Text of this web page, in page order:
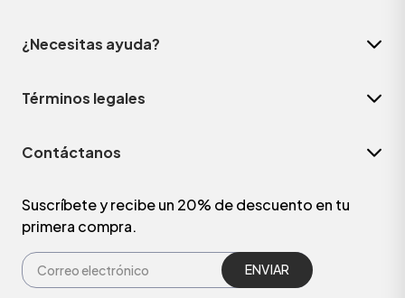
¿Necesitas ayuda?
Términos legales
Contáctanos
Suscríbete y recibe un 20% de descuento en tu
primera compra.
ENVIAR